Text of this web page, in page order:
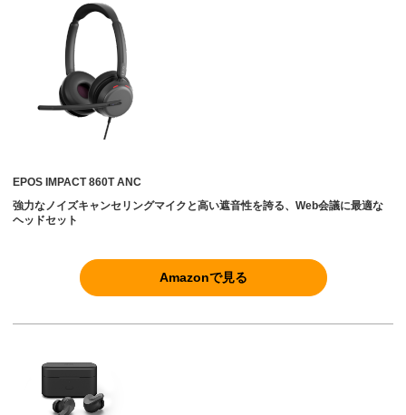
EPOS IMPACT 860T ANC
強力なノイズキャンセリングマイクと高い遮音性を誇る、Web会議に最適な
ヘッドセット
Amazonで見る